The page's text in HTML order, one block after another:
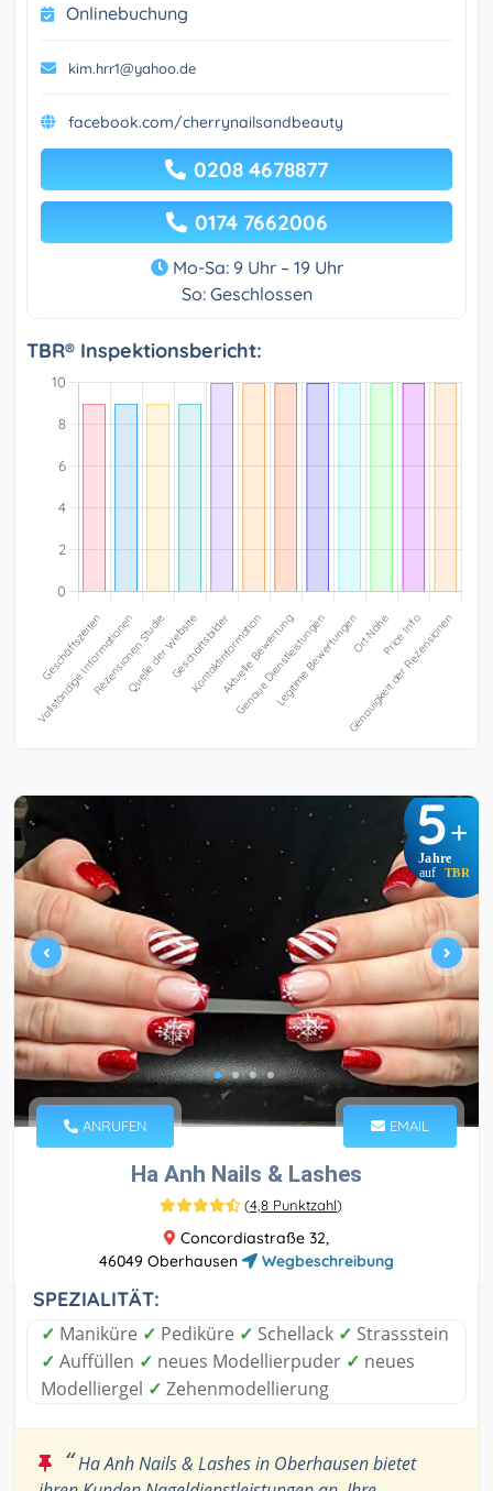
Onlinebuchung
kim.hrr1@yahoo.de
facebook.com/cherrynailsandbeauty
0208 4678877
0174 7662006
Mo-Sa: 9 Uhr – 19 Uhr
So: Geschlossen
TBR® Inspektionsbericht:
5+
Jahre
auf TBR
ANRUFEN EMAIL
Ha Anh Nails & Lashes
(4,8 Punktzahl)
Concordiastraße 32,
46049 Oberhausen
Wegbeschreibung
SPEZIALITÄT:
✓ Maniküre ✓ Pediküre ✓ Schellack ✓ Strassstein
✓ Auffüllen ✓ neues Modellierpuder ✓ neues
Modelliergel ✓ Zehenmodellierung
“Ha Anh Nails & Lashes in Oberhausen bietet